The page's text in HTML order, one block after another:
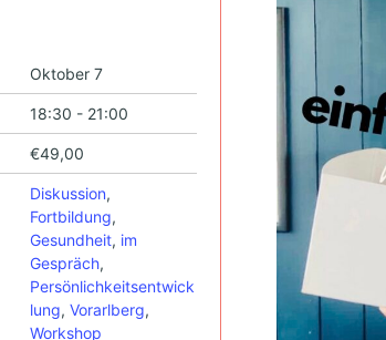
O
P
C
H
O
S
O
R
Oktober 7
18:30 - 21:00
€49,00
Diskussion,
Fortbildung,
Gesundheit, im
Gespräch,
Persönlichkeitsentwick
lung, Vorarlberg,
Workshop